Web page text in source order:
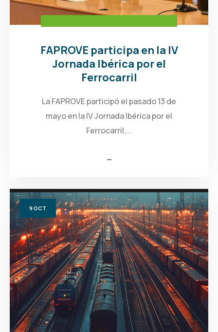
FAPROVE participa en la IV
Jornada Ibérica por el
Ferrocarril
La FAPROVE participó el pasado 13 de
mayo en la IV Jornada Ibérica por el
Ferrocarril,...
9OCT